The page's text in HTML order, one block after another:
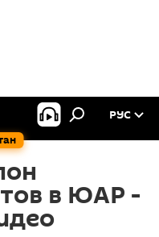
РУС
в ЮАР -